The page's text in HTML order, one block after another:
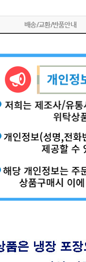
배송/교환/반품안내